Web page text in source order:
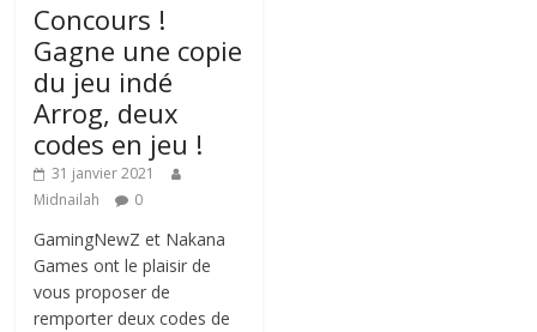
Concours !
Gagne une copie
du jeu indé
Arrog, deux
codes en jeu !
31 janvier 2021
Midnailah
0
GamingNewZ et Nakana
Games ont le plaisir de
vous proposer de
remporter deux codes de